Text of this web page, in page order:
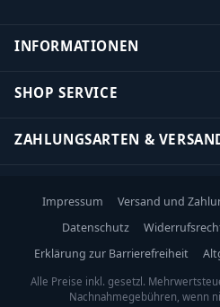
INFORMATIONEN
SHOP SERVICE
ZAHLUNGSARTEN &
Impressum Versand und
Datenschutz
Erklärung zur Barrierefreiheit
Alle Preise inkl. gesetzl.
Nachnahmegebühren, wenn